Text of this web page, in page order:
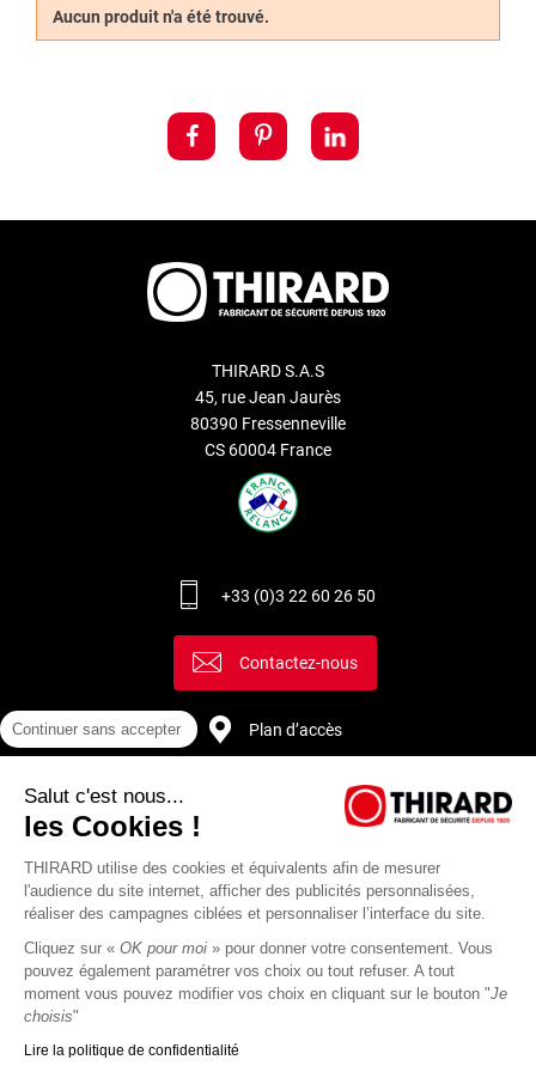
viennent appuyer sur les goupilles
verrouillage et le déverrouillage de la serrure.
Aucun produit n'a été trouvé.
THIRARD S.A.S
45, rue Jean Jaurès
80390 Fressenneville
CS 60004 France
+33 (0)3 22 60 26 50
Contactez-nous
Plan d’accès
Continuer sans accepter
Salut c'est nous...
les Cookies !
THIRARD utilise des cookies et équivalents afin de mesurer
l'audience du site internet, afficher des publicités personnalisées,
réaliser des campagnes ciblées et personnaliser l’interface du site.
Cliquez sur « OK pour moi » pour donner votre consentement. Vous
pouvez également paramétrer vos choix ou tout refuser. A tout
moment vous pouvez modifier vos choix en cliquant sur le bouton "Je
choisis"
Lire la politique de confidentialité